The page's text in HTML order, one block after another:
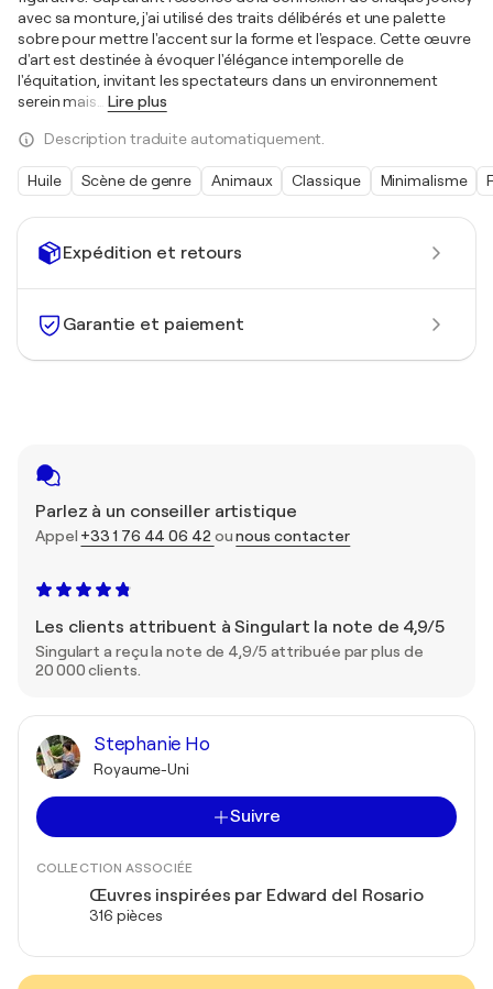
Expédition et retours
Garantie et paiement
Parlez à un conseiller artistique
Appel +33 1 76 44 06 42ounous contacter
Les clients attribuent à Singulart la note de 4,9/5
Singulart a reçu la note de 4,9/5 attribuée par plus de
20 000 clients.
Stephanie Ho
Royaume-Uni
Suivre
COLLECTION ASSOCIÉE
Œuvres inspirées par Edward del Rosario
316 pièces
avec sa monture, j'ai utilisé des traits délibérés et une palette
sobre pour mettre l'accent sur la forme et l'espace. Cette œuvre
d'art est destinée à évoquer l'élégance intemporelle de
l'équitation, invitant les spectateurs dans un environnement
serein mais… Lire plus
Description traduite automatiquement.
Huile Scène de genre Animaux Classique Minimalisme